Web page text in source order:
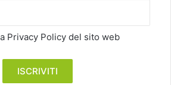
Privacy Policy del sito web